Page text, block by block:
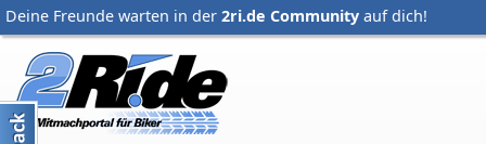
Deine Freunde warten in der 2ri.de Community auf dich!